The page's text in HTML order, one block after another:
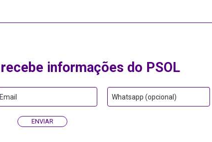
informações do PSOL
Email Whatsapp (opcional)
ENVIAR